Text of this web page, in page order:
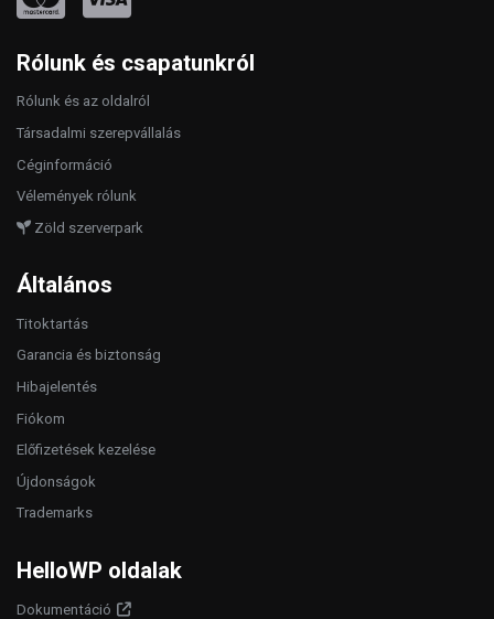
Rólunk és csapatunkról
Rólunk és az oldalról
Társadalmi szerepvállalás
Céginformáció
Vélemények rólunk
Zöld szerverpark
Általános
Titoktartás
Garancia és biztonság
Hibajelentés
Fiókom
Előfizetések kezelése
Újdonságok
Trademarks
HelloWP oldalak
Dokumentáció